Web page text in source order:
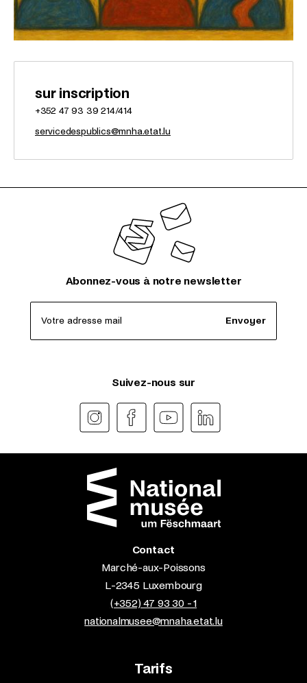
sur inscription
+352 47 93 39 214/414
servicedespublics@mnha.etat.lu
Abonnez-vous à notre newsletter
Votre adresse mail Envoyer
Suivez-nous sur
Contact
Marché-aux-Poissons
L-2345 Luxembourg
(+352) 47 93 30 - 1
nationalmusee@mnaha.etat.lu
Tarifs